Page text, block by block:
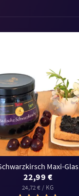
Maxi-Glas
22,99 €
24,72 € / KG